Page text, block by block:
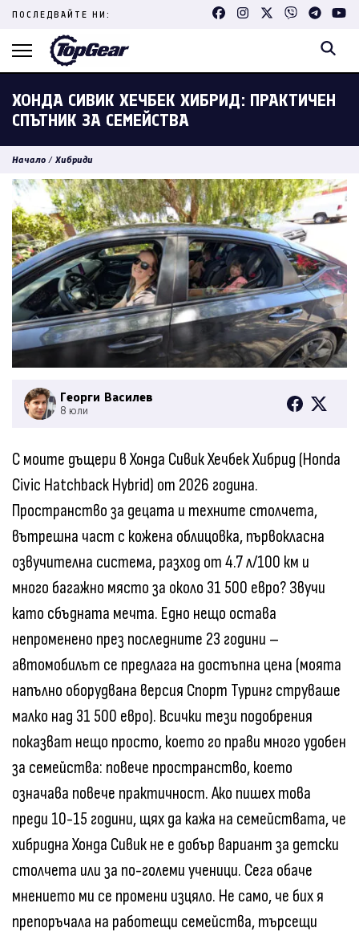
Skip
content
ПОСЛЕДВАЙТЕ НИ:
ХОНДА СИВИК ХЕЧБЕК ХИБРИД: ПРАКТИЧЕН
СПЪТНИК ЗА СЕМЕЙСТВА
Начало / Хибриди
Георги Василев
8 юли
С моите дъщери в Хонда Сивик Хечбек Хибрид (Honda
Civic Hatchback Hybrid) от 2026 година.
Пространство за децата и техните столчета,
вътрешна част с кожена облицовка, първокласна
озвучителна система, разход от 4.7 л/100 км и
много багажно място за около 31 500 евро? Звучи
като сбъдната мечта. Едно нещо остава
непроменено през последните 23 години –
автомобилът се предлага на достъпна цена (моята
напълно оборудвана версия Спорт Туринг струваше
малко над 31 500 евро). Всички тези подобрения
показват нещо просто, което го прави много удобен
за семейства: повече пространство, което
означава повече практичност. Ако пишех това
преди 10-15 години, щях да кажа на семействата, че
хибридна Хонда Сивик не е добър вариант за детски
столчета или за по-големи ученици. Сега обаче
мнението ми се промени изцяло. Не само, че бих я
препоръчала на работещи семейства, търсещи